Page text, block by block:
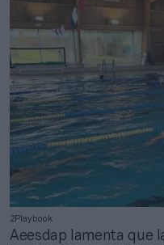
2Playbook
Aeesdap lamenta que